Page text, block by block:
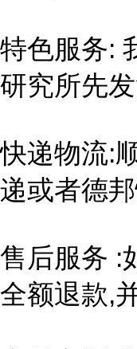
特色服务:
研究所先发
快递物流:
递或者德邦
售后服务 :
全额退款,